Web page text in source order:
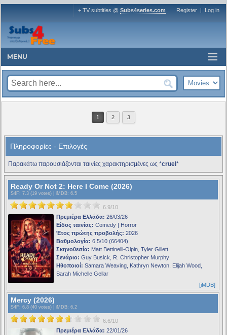
+ TV subtitles @ Subs4series.com Register | Log in
MENU
1 2 3
Πληροφορίες - Επιλογές
Παρακάτω παρουσιάζονται ταινίες χαρακτηρισμένες ως *cruel *
Ready Or Not 2: Here I Come (2026)
S4F : 7.3 (19 votes) | iMDB: 6.5
6.9/10
Πρεμιέρα Ελλάδα: 26/03/26
Είδος ταινίας: Comedy | Horror
Έτος πρώτης προβολής: 2026
Βαθμολογία: 6.5/10 (66404)
Σκηνοθεσία: Matt Bettinelli-Olpin, Tyler Gillett
Σενάριο: Guy Busick, R. Christopher Murphy
Ηθοποιοί: Samara Weaving, Kathryn Newton, Elijah Wood,
Sarah Michelle Gellar
[iMDB]
Mercy (2026)
S4F : 6.8 (40 votes) | iMDB: 6.2
6.6/10
Πρεμιέρα Ελλάδα: 22/01/26